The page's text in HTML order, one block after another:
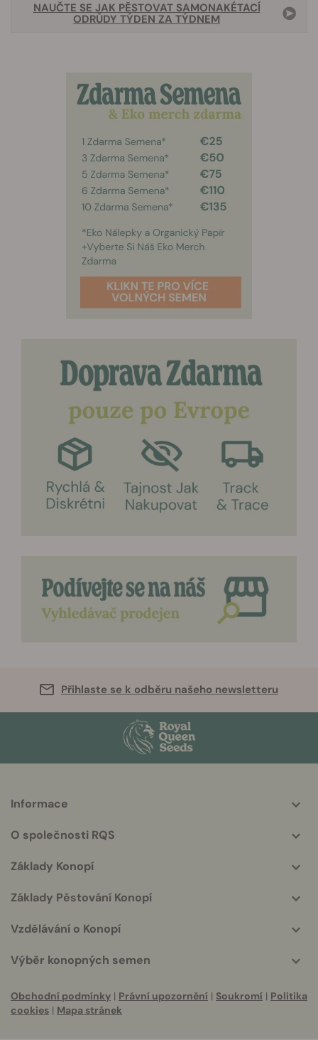
NAUČTE SE JAK PĚSTOVAT SAMONAKÉTACÍ
ODRŮDY TÝDEN ZA TÝDNEM
Přihlaste se k odběru našeho newsletteru
More
info
Informace
O společnosti RQS
Základy Konopí
Základy Pěstování Konopí
Vzdělávání o Konopí
Výběr konopných semen
Obchodní podmínky | Právní upozornění | Soukromí | Politika
cookies | Mapa stránek